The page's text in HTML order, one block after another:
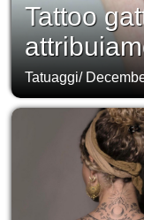
Tattoo
Tatuaggi/